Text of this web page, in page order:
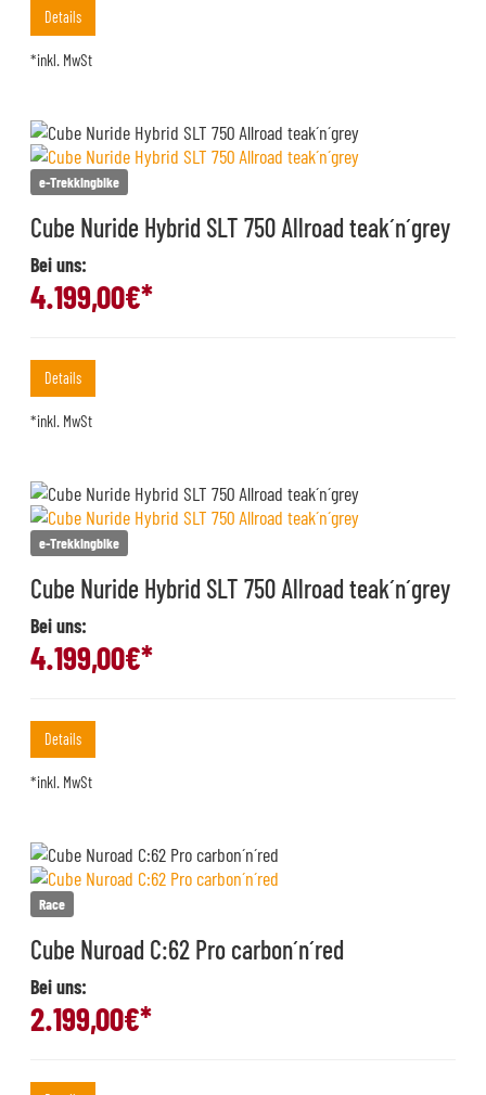
Details
*inkl. MwSt
e-Trekkingbike
Cube Nuride Hybrid SLT 750 Allroad teak´n´grey
Bei uns:
4.199,00€*
Details
*inkl. MwSt
e-Trekkingbike
Cube Nuride Hybrid SLT 750 Allroad teak´n´grey
Bei uns:
4.199,00€*
Details
*inkl. MwSt
Race
Cube Nuroad C:62 Pro carbon´n´red
Bei uns:
2.199,00€*